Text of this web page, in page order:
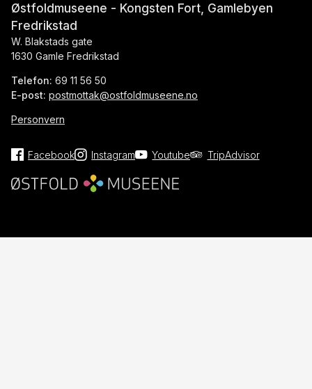
Østfoldmuseene - Kongsten Fort, Gamlebyen
Fredrikstad
W. Blakstads gate
1630 Gamle Fredrikstad
Telefon: 69 11 56 50
E-post: postmottak@ostfoldmuseene.no
Personvern
Facebook Instagram Youtube TripAdvisor